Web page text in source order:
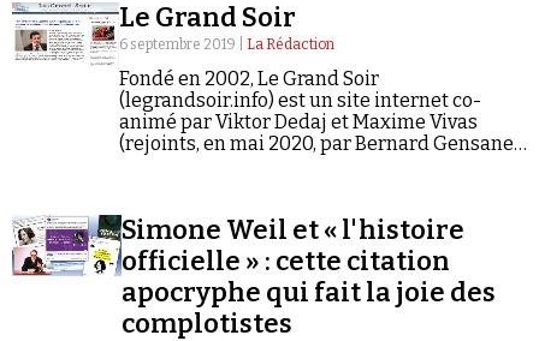
septembre ne serait pas un attentat islamiste. Aucun
avion ne se serait écrasé sur le Pentagone. La CIA
aurait placé des explosifs dans les tours jumelles. Le
vol 93 aurait été abattu par l'armée américaine. Le
complotisme avait longtemps été réservé à des
franges marginales de la population. Avec le 11
septembre, il est devenu mainstream. Au travers de 5
de cette bascule.
Le Grand Soir
6 septembre 2019 | La Rédaction
Fondé en 2002, Le Grand Soir
(legrandsoir.info) est un site internet co-
animé par Viktor Dedaj et Maxime Vivas
(rejoints, en mai 2020, par Bernard Gensane).
Simone Weil et « l'histoire
officielle » : cette citation
apocryphe qui fait la joie des
complotistes